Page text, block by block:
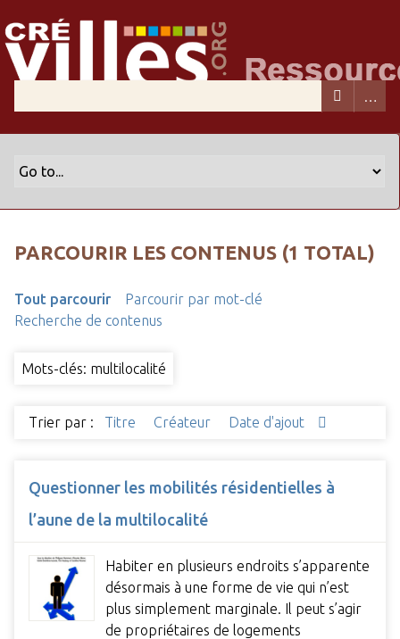
PARCOURIR LES CONTENUS (1 TOTAL)
Tout parcourir
Parcourir par mot-clé
Recherche de contenus
Mots-clés: multilocalité
Trier par : Titre Créateur Date d'ajout
Questionner les mobilités résidentielles à
l’aune de la multilocalité
Habiter en plusieurs endroits s’apparente
désormais à une forme de vie qui n’est
plus simplement marginale. Il peut s’agir
de propriétaires de logements